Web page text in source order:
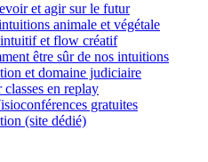
et agir sur le futur
animale et végétale
et flow créatif
être sûr de nos intuitions
et domaine judiciaire
classes en replay
gratuites
(site dédié)